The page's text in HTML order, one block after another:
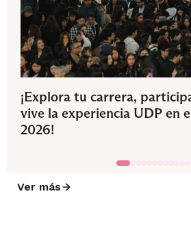
¡Explora tu carrera,
vive la experiencia UDP en
2026!
Ver más